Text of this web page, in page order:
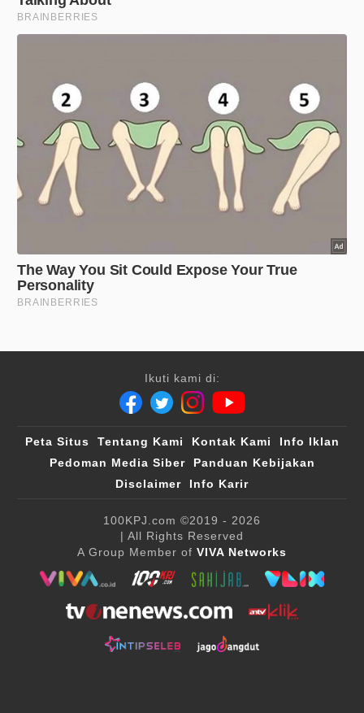
Ikuti kami di:
Peta Situs Tentang Kami Kontak Kami
Info Iklan
Pedoman Media Siber
Panduan Kebijakan
Disclaimer
Info Karir
100KPJ.com ©2019 - 2026
| All Rights Reserved
A Group Member of VIVA Networks